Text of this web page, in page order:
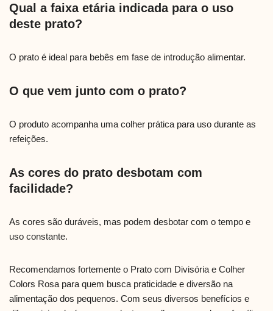
Qual a faixa etária indicada para o uso
deste prato?
O prato é ideal para bebês em fase de introdução alimentar.
O que vem junto com o prato?
O produto acompanha uma colher prática para uso durante as
refeições.
As cores do prato desbotam com
facilidade?
As cores são duráveis, mas podem desbotar com o tempo e
uso constante.
Recomendamos fortemente o Prato com Divisória e Colher
Colors Rosa para quem busca praticidade e diversão na
alimentação dos pequenos. Com seus diversos benefícios e